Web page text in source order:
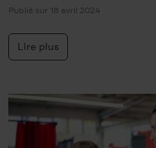
Publié sur 18 avril 2024
Lire plus